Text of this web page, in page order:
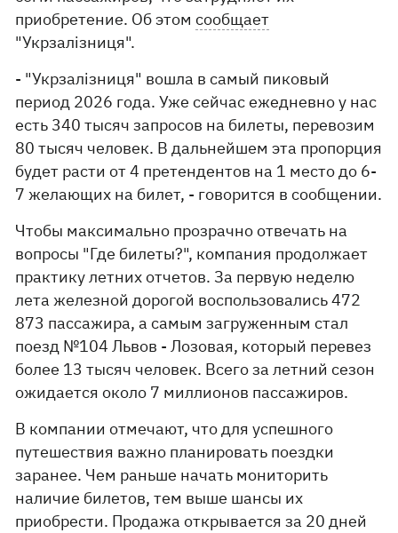
приобретение. Об этомсообщает
"Укрзалізниця".
- "Укрзалізниця" вошла в самый пиковый
период 2026 года. Уже сейчас ежедневно у нас
есть 340 тысяч запросов на билеты, перевозим
80 тысяч человек. В дальнейшем эта пропорция
будет расти от 4 претендентов на 1 место до 6-
7 желающих на билет, - говорится в сообщении.
Чтобы максимально прозрачно отвечать на
вопросы "Где билеты?", компания продолжает
практику летних отчетов. За первую неделю
лета железной дорогой воспользовались 472
873 пассажира, а самым загруженным стал
поезд №104 Львов - Лозовая, который перевез
более 13 тысяч человек. Всего за летний сезон
ожидается около 7 миллионов пассажиров.
В компании отмечают, что для успешного
путешествия важно планировать поездки
заранее. Чем раньше начать мониторить
наличие билетов, тем выше шансы их
приобрести. Продажа открывается за 20 дней